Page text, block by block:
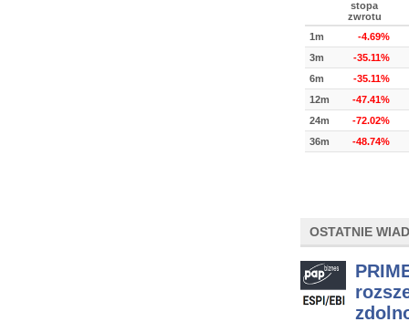
stopa
zwrotu
1m
-4.69%
3m
-35.11%
6m
-35.11%
12m
-47.41%
24m
-72.02%
36m
-48.74%
OSTATNIE